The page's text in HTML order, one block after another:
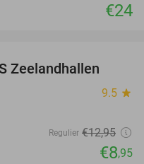
€24
Zeelandhallen
9.5 star
Regulier €12,95
€8,95